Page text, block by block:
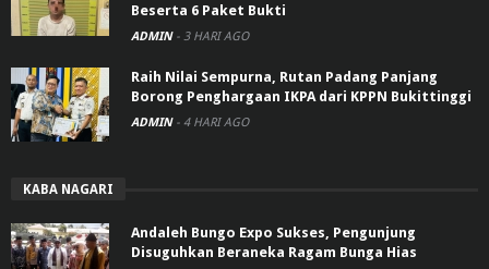
Beserta 6 Paket Bukti
ADMIN - 3 HARI AGO
Raih Nilai Sempurna, Rutan Padang Panjang
Borong Penghargaan IKPA dari KPPN Bukittinggi
ADMIN - 4 HARI AGO
KABA NAGARI
Andaleh Bungo Expo Sukses, Pengunjung
Disuguhkan Beraneka Ragam Bunga Hias